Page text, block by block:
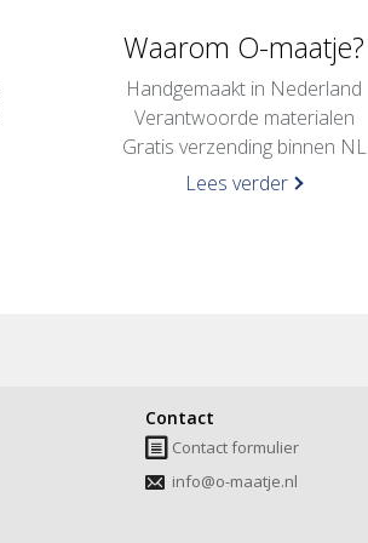
Waarom O-maatje?
Handgemaakt in Nederland
Verantwoorde materialen
Gratis verzending binnen NL
Lees verder
Contact
Contact formulier
info@o-maatje.nl